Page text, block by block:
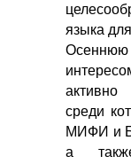
языка
активно
среди
МИФИ и
а